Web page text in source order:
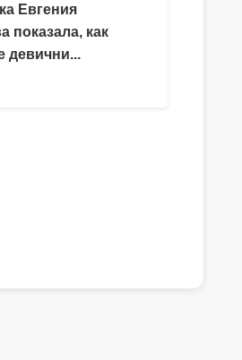
Евгения
показала, как
девични...